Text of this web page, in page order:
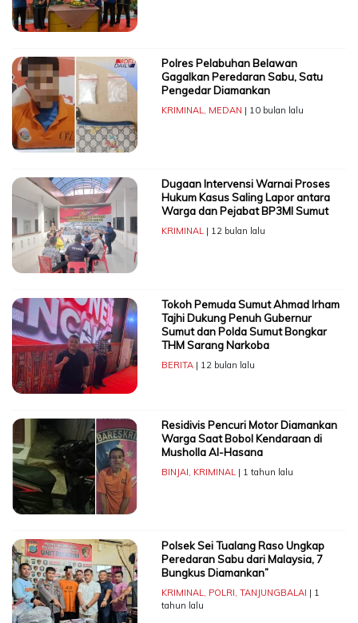
Polres Pelabuhan Belawan
Gagalkan Peredaran Sabu, Satu
Pengedar Diamankan
KRIMINAL, MEDAN | 10 bulan lalu
Dugaan Intervensi Warnai Proses
Hukum Kasus Saling Lapor antara
Warga dan Pejabat BP3MI Sumut
KRIMINAL| 12 bulan lalu
Tokoh Pemuda Sumut Ahmad Irham
Tajhi Dukung Penuh Gubernur
Sumut dan Polda Sumut Bongkar
THM Sarang Narkoba
BERITA| 12 bulan lalu
Residivis Pencuri Motor Diamankan
Warga Saat Bobol Kendaraan di
Musholla Al-Hasana
BINJAI, KRIMINAL| 1 tahun lalu
Polsek Sei Tualang Raso Ungkap
Peredaran Sabu dari Malaysia, 7
Bungkus Diamankan”
KRIMINAL, POLRI, TANJUNGBALAI | 1
tahun lalu